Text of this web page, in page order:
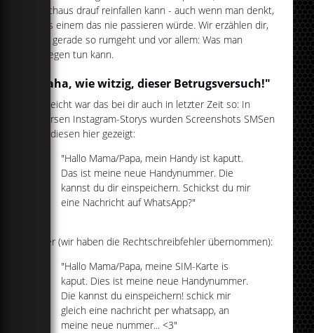
durchaus drauf reinfallen kann - auch wenn man denkt,
dass einem das nie passieren würde. Wir erzählen dir,
was gerade so rumgeht und vor allem: Was man
dagegen tun kann.
"Haha, wie witzig, dieser Betrugsversuch!"
Vielleicht war das bei dir auch in letzter Zeit so: In
diversen Instagram-Storys wurden Screenshots SMSen
wie diesen hier gezeigt:
"Hallo Mama/Papa, mein Handy ist kaputt.
Das ist meine neue Handynummer. Die
kannst du dir einspeichern. Schickst du mir
eine Nachricht auf WhatsApp?"
Oder (wir haben die Rechtschreibfehler übernommen):
"Hallo Mama/Papa, meine SIM-Karte is
kaput. Dies ist meine neue Handynummer.
Die kannst du einspeichern! schick mir
gleich eine nachricht per whatsapp, an
meine neue nummer... <3"